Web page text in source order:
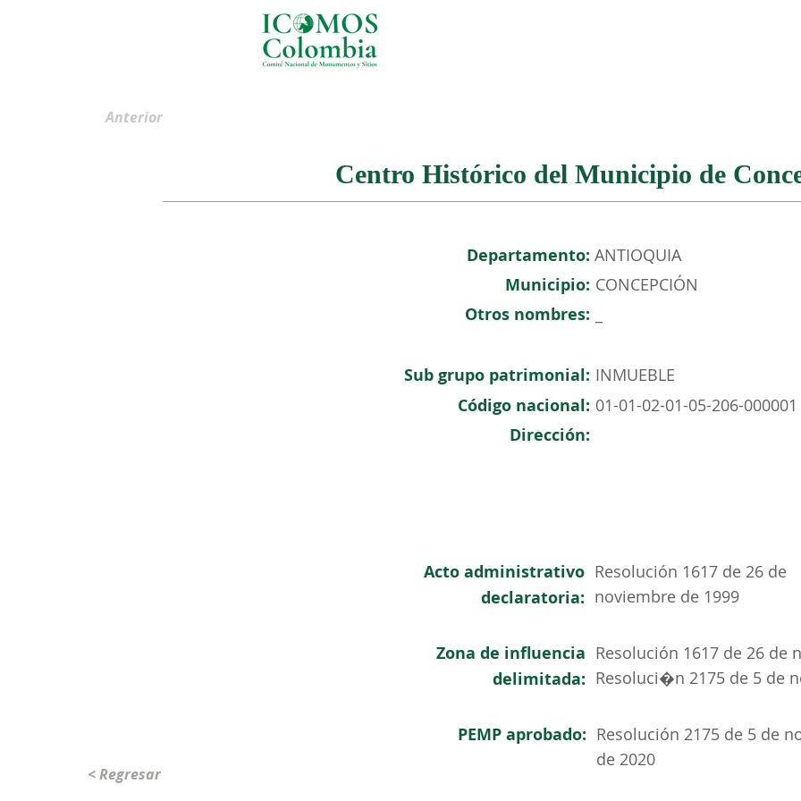
Anterior
Centro Histórico del Municipio de
Departamento: ANTIOQUIA
Municipio: CONCEPCIÓN
Otros nombres:
Sub grupo patrimonial: INMUEBLE
Código nacional: 01-01-02-01-05-206-000001
Dirección:
Acto administrativo
declaratoria:
Resolución 1617 de 26 de
noviembre de 1999
Zona de influencia
delimitada:
Resolución 1617 de 26 de
Resoluci�n 2175 de 5 de
< Regresar
PEMP aprobado: Resolución 2175 de 5 de
de 2020